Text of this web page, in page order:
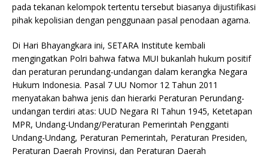
pada tekanan kelompok tertentu tersebut biasanya dijustifikasi
pihak kepolisian dengan penggunaan pasal penodaan agama.
Di Hari Bhayangkara ini, SETARA Institute kembali
mengingatkan Polri bahwa fatwa MUI bukanlah hukum positif
dan peraturan perundang-undangan dalam kerangka Negara
Hukum Indonesia. Pasal 7 UU Nomor 12 Tahun 2011
menyatakan bahwa jenis dan hierarki Peraturan Perundang-
undangan terdiri atas: UUD Negara RI Tahun 1945, Ketetapan
MPR, Undang-Undang/Peraturan Pemerintah Pengganti
Undang-Undang, Peraturan Pemerintah, Peraturan Presiden,
Peraturan Daerah Provinsi, dan Peraturan Daerah